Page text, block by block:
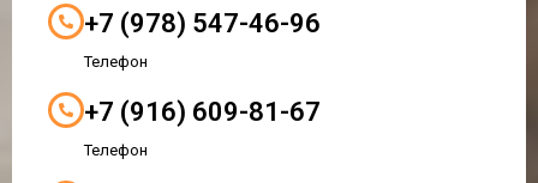
+7 (978) 547-46-96
Телефон
+7 (916) 609-81-67
Телефон